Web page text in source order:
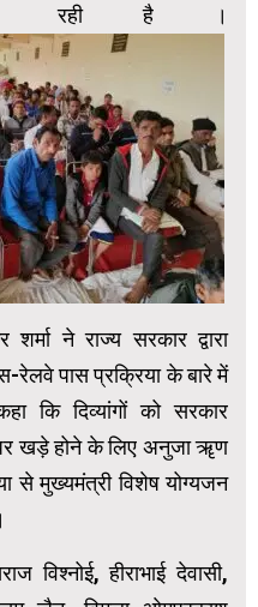
रही है ।
ने राज्य सरकार द्वारा
रेलवे पास प्रक्रिया के बारे में
कि दिव्यांगों को सरकार
पर खड़े होने के लिए अनुजा ॠण
से मुख्यमंत्री विशेष योग्यजन
हीराभाई देवासी,